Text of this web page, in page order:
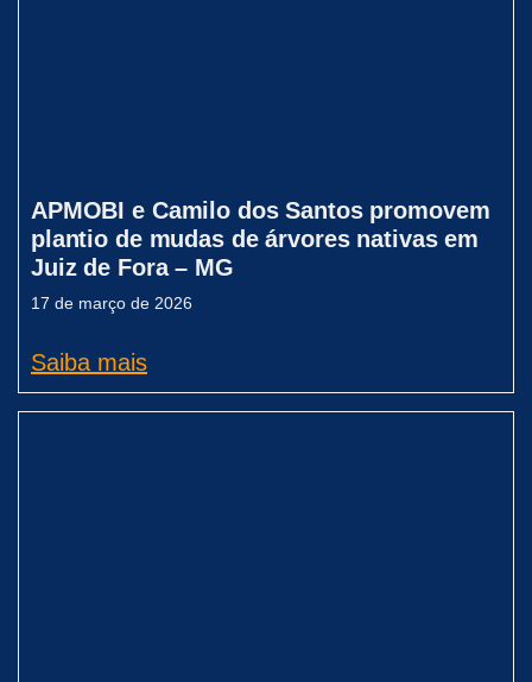
APMOBI e Camilo dos Santos promovem
plantio de mudas de árvores nativas em
Juiz de Fora – MG
17 de março de 2026
Saiba mais